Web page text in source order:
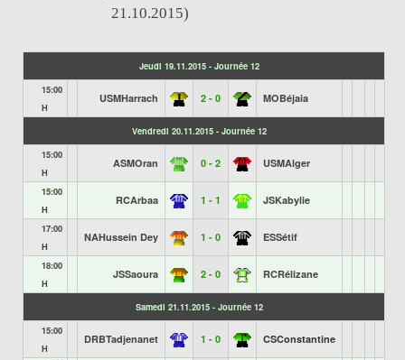
21.10.2015)
Jeudi 19.11.2015 - Journée 12
15:00
H
USMHarrach 2 - 0 MOBéjaia
Vendredi 20.11.2015 - Journée 12
15:00
H
ASMOran 0 - 2 USMAlger
15:00
H
RCArbaa 1 - 1 JSKabylie
17:00
H
NAHussein Dey 1 - 0 ESSétif
18:00
H
JSSaoura 2 - 0 RCRélizane
Samedi 21.11.2015 - Journée 12
15:00
H
DRBTadjenanet 1 - 0 CSConstantine